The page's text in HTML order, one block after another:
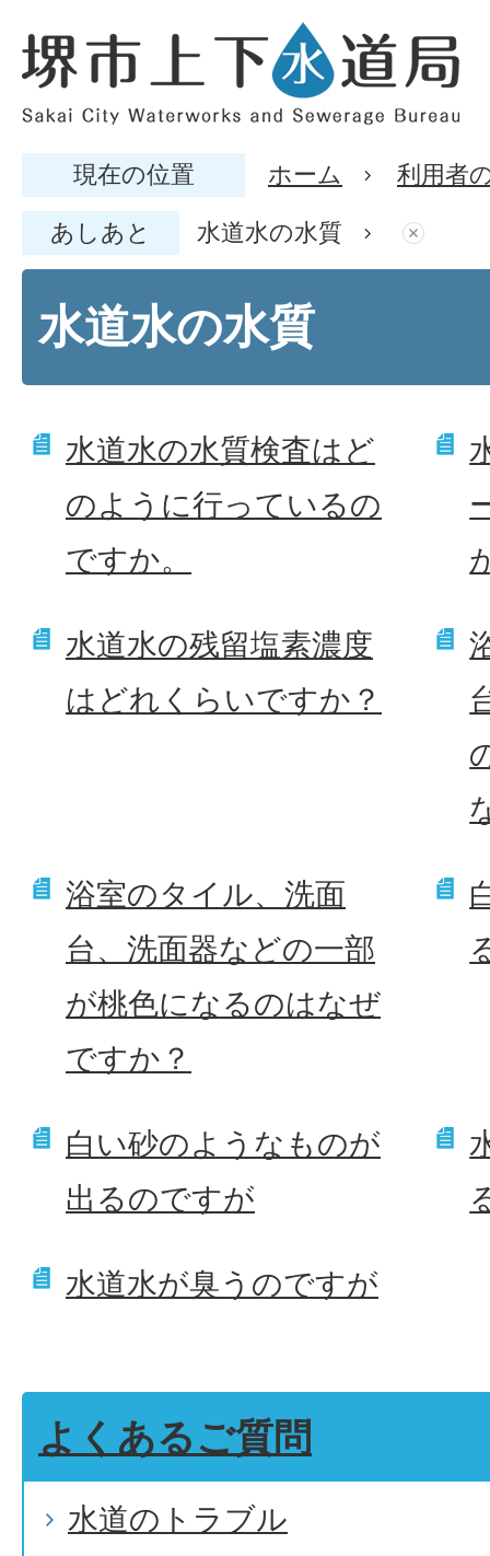
現在の位置 ホーム 利用者
あしあと 水道水の水質
水道水の水質
水道水の水質検査はど
のように行っているの
ですか。
水道水の残留塩素濃度
はどれくらいですか？
浴室のタイル、洗面
台、洗面器などの一部
が桃色になるのはなぜ
ですか？
白い砂のようなものが
出るのですが
水道水が臭うのですが
よくあるご質問
水道のトラブル